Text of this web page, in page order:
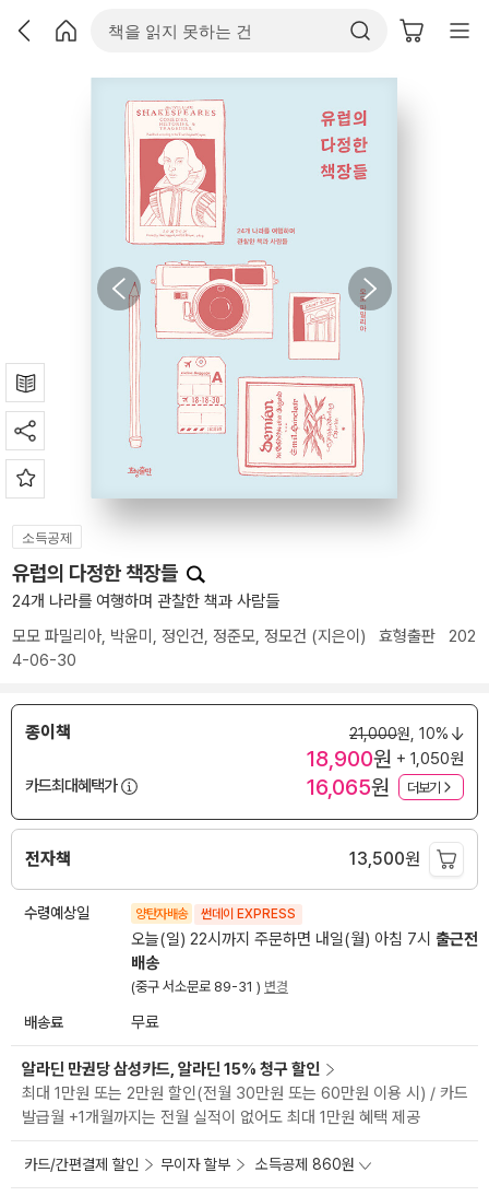
소득공제
유럽의 다정한 책장들
24개 나라를 여행하며 관찰한 책과 사람들
모모 파밀리아, 박윤미 , 정인건, 정준모, 정모건 (지은이) 효형출판 202
4-06-30
종이책 21,000원, 10%
18,900원 + 1,050원
카드최대혜택가
16,065원 더보기
전자책 13,500원
수령예상일 양탄자배송 썬데이 EXPRESS
오늘(일) 22시까지 주문하면 내일(월) 아침 7시 출근전
배송
(중구 서소문로 89-31 ) 변경
배송료 무료
알라딘 만권당 삼성카드, 알라딘 15% 청구 할인
최대 1만원 또는 2만원 할인(전월 30만원 또는 60만원 이용 시) / 카드
발급월 +1개월까지는 전월 실적이 없어도 최대 1만원 혜택 제공
카드/간편결제 할인 무이자 할부 소득공제 860원